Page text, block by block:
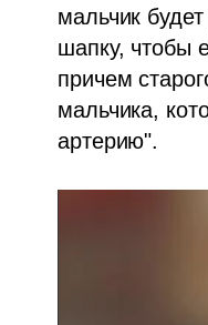
мальчик
шапку, чтобы
причем
мальчика,
артерию".